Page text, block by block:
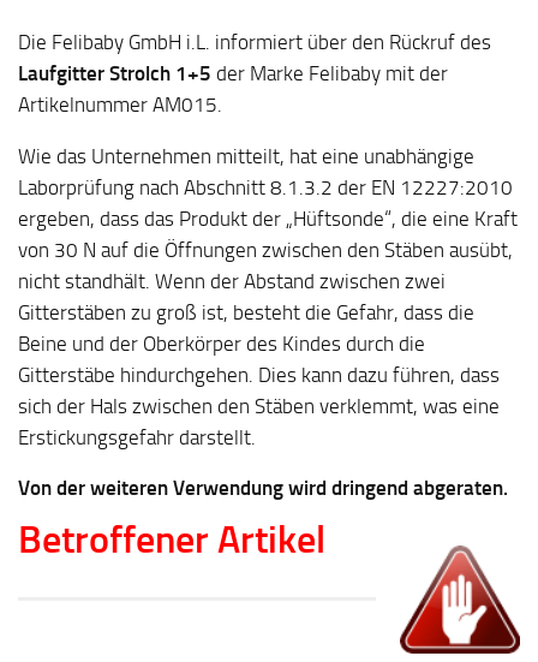
Die Felibaby GmbH i.L. informiert über den Rückruf des
Laufgitter Strolch 1+5 der Marke Felibaby mit der
Artikelnummer AM015.
Wie das Unternehmen mitteilt, hat eine unabhängige
Laborprüfung nach Abschnitt 8.1.3.2 der EN 12227:2010
ergeben, dass das Produkt der „Hüftsonde“, die eine Kraft
von 30 N auf die Öffnungen zwischen den Stäben ausübt,
nicht standhält. Wenn der Abstand zwischen zwei
Gitterstäben zu groß ist, besteht die Gefahr, dass die
Beine und der Oberkörper des Kindes durch die
Gitterstäbe hindurchgehen. Dies kann dazu führen, dass
sich der Hals zwischen den Stäben verklemmt, was eine
Erstickungsgefahr darstellt.
Von der weiteren Verwendung wird dringend abgeraten.
Betroffener Artikel